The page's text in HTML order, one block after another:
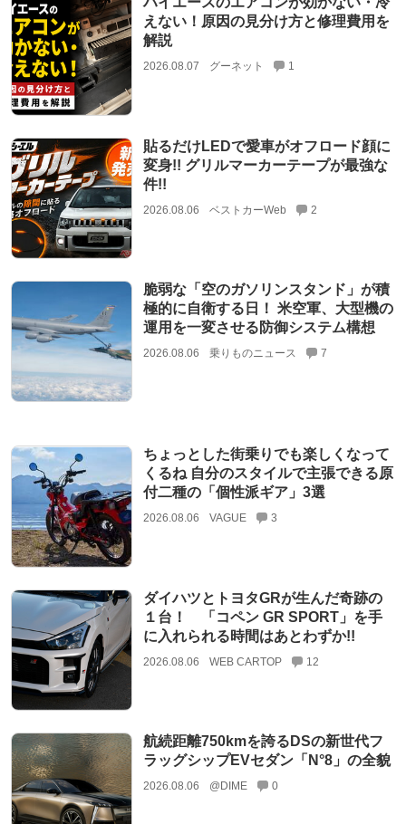
えない！原因の見分け方と修理費用を
解説
2026.08.07 グーネット 1
貼るだけLEDで愛車がオフロード顔に
変身!! グリルマーカーテープが最強な
件!!
2026.08.06 ベストカーWeb 2
脆弱な「空のガソリンスタンド」が積
極的に自衛する日！ 米空軍、大型機の
運用を一変させる防御システム構想
2026.08.06 乗りものニュース 7
ちょっとした街乗りでも楽しくなって
くるね 自分のスタイルで主張できる原
付二種の「個性派ギア」3選
2026.08.06 VAGUE 3
ダイハツとトヨタGRが生んだ奇跡の
１台！ 「コペン GR SPORT」を手
に入れられる時間はあとわずか!!
2026.08.06 WEB CARTOP 12
航続距離750kmを誇るDSの新世代フ
ラッグシップEVセダン「N°8」の全貌
2026.08.06 @DIME 0